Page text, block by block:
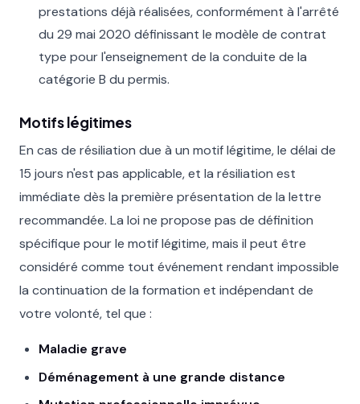
prestations déjà réalisées, conformément à l'arrêté
du 29 mai 2020 définissant le modèle de contrat
type pour l'enseignement de la conduite de la
catégorie B du permis.
Motifs légitimes
En cas de résiliation due à un motif légitime, le délai de
15 jours n'est pas applicable, et la résiliation est
immédiate dès la première présentation de la lettre
recommandée. La loi ne propose pas de définition
spécifique pour le motif légitime, mais il peut être
considéré comme tout événement rendant impossible
la continuation de la formation et indépendant de
votre volonté, tel que :
Maladie grave
Déménagement à une grande distance